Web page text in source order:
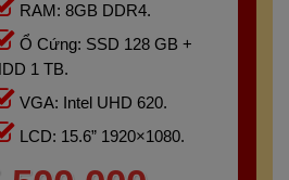
RAM: 8GB DDR4.
Ổ Cứng: SSD 128 GB +
1 TB.
VGA: Intel UHD 620.
LCD: 15.6” 1920×1080.